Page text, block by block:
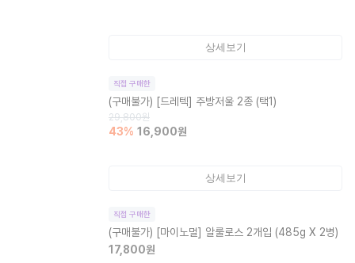
상세보기
직접 구매한
(구매불가) [드레텍] 주방저울 2종 (택1)
29,800원
43% 16,900원
상세보기
직접 구매한
(구매불가) [마이노멀] 알룰로스 2개입 (485g X 2병)
17,800원